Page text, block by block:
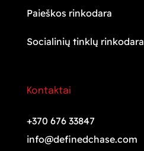
Paieškos rinkodara
Socialinių tinklų rinkodara
Kontaktai
+370 676 33847
info@definedchase.com